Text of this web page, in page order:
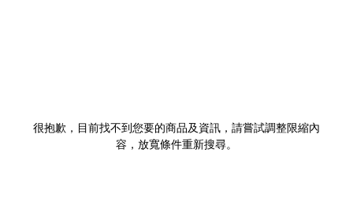
很抱歉，目前找不到您要的商品及資訊，請嘗試調整限縮內
容，放寬條件重新搜尋。